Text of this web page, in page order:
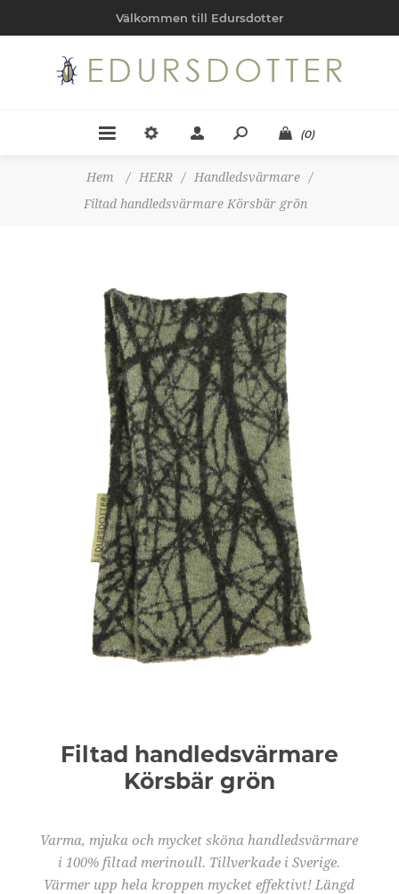
Välkommen till Edursdotter
(0)
Hem / HERR / Handledsvärmare
/
Filtad handledsvärmare Körsbär grön
Filtad handledsvärmare
Körsbär grön
Varma, mjuka och mycket sköna handledsvärmare
i 100% filtad merinoull. Tillverkade i Sverige.
Värmer upp hela kroppen mycket effektivt! Längd